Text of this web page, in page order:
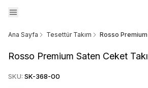
Ana Sayfa Tesettür Takım Rosso
Rosso Premium Saten Ceket
SKU: SK-368-00